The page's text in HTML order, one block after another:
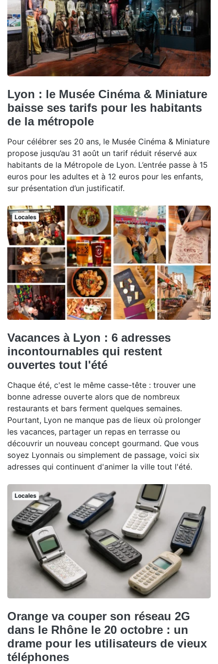
Lyon : le Musée Cinéma & Miniature
baisse ses tarifs pour les habitants
de la métropole
Pour célébrer ses 20 ans, le Musée Cinéma & Miniature
propose jusqu’au 31 août un tarif réduit réservé aux
habitants de la Métropole de Lyon. L’entrée passe à 15
euros pour les adultes et à 12 euros pour les enfants,
sur présentation d’un justificatif.
Locales
Vacances à Lyon : 6 adresses
incontournables qui restent
ouvertes tout l'été
Chaque été, c'est le même casse-tête : trouver une
bonne adresse ouverte alors que de nombreux
restaurants et bars ferment quelques semaines.
Pourtant, Lyon ne manque pas de lieux où prolonger
les vacances, partager un repas en terrasse ou
découvrir un nouveau concept gourmand. Que vous
soyez Lyonnais ou simplement de passage, voici six
adresses qui continuent d'animer la ville tout l'été.
Locales
Orange va couper son réseau 2G
dans le Rhône le 20 octobre : un
drame pour les utilisateurs de vieux
téléphones